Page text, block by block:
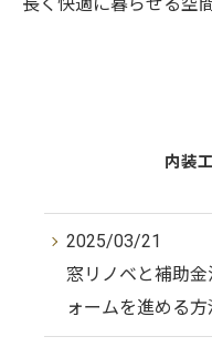
内装
2025/03/21
窓リノベと補助
ォームを進める方